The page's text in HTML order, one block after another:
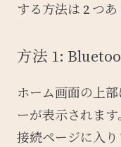
する方法は 2 つあ
方法 1:
ホーム画面の上
ーが表示されま
接続ページに入